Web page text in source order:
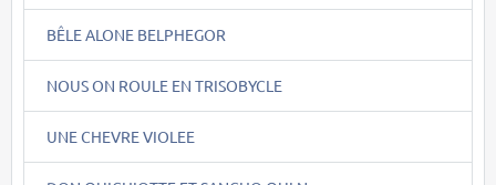
BÊLE ALONE BELPHEGOR
NOUS ON ROULE EN TRISOBYCLE
UNE CHEVRE VIOLEE